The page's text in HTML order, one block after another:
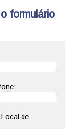
formulário